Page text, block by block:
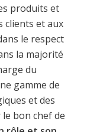
produits et
clients et aux
le respect
la majorité
du
gamme de
et des
bon chef de